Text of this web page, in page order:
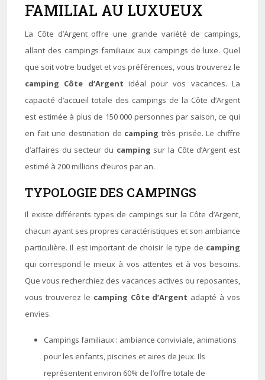
FAMILIAL AU LUXUEUX
La Côte d’Argent offre une grande variété de campings,
allant des campings familiaux aux campings de luxe. Quel
que soit votre budget et vos préférences, vous trouverez le
camping Côte d’Argent idéal pour vos vacances. La
capacité d’accueil totale des campings de la Côte d’Argent
est estimée à plus de 150 000 personnes par saison, ce qui
en fait une destination de campingtrès prisée. Le chiffre
d’affaires du secteur du camping sur la Côte d’Argent est
estimé à 200 millions d’euros par an.
TYPOLOGIE DES CAMPINGS
Il existe différents types de campings sur la Côte d’Argent,
chacun ayant ses propres caractéristiques et son ambiance
particulière. Il est important de choisir le type de camping
qui correspond le mieux à vos attentes et à vos besoins.
Que vous recherchiez des vacances actives ou reposantes,
vous trouverez le camping Côte d’Argent adapté à vos
envies.
Campings familiaux : ambiance conviviale, animations
pour les enfants, piscines et aires de jeux. Ils
représentent environ 60% de l’offre totale de